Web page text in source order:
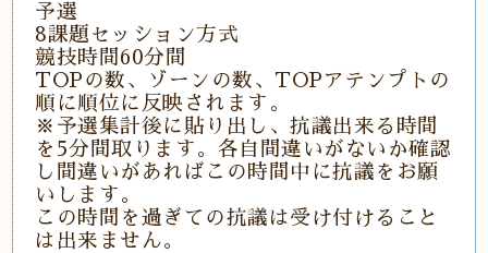
予選
8課題セッション方式
競技時間60分間
TOPの数、ゾーンの数、TOPアテンプトの
順に順位に反映されます。
※予選集計後に貼り出し、抗議出来る時間
を5分間取ります。各自間違いがないか確認
し間違いがあればこの時間中に抗議をお願
いします。
この時間を過ぎての抗議は受け付けること
は出来ません。